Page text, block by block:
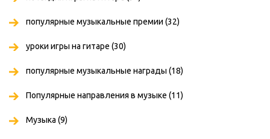
популярные музыкальные премии (32)
уроки игры на гитаре (30)
популярные музыкальные награды (18)
Популярные направления в музыке (11)
Музыка (9)